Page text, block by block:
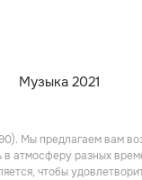
Музыка 2021
Мы предлагаем вам
атмосферу разных
чтобы